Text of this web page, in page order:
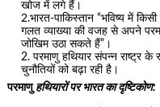
खोज में लगे हैं।
2.भारत-पाकिस्तान “भविष्य में
गलत व्याख्या की वजह से अपने
जोखिम उठा सकते हैं”।
परमाणु हथियार संपन्न राष्ट्र
चुनौतियों को बढ़ा रही है।
परमाणुहथियारों पर भारत का दृष्टिकोण: